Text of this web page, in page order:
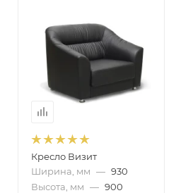
Кресло Визит
Ширина, мм — 930
Высота, мм — 900